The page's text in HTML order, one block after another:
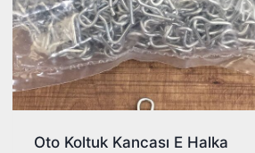
Oto Koltuk Kancası E Halka